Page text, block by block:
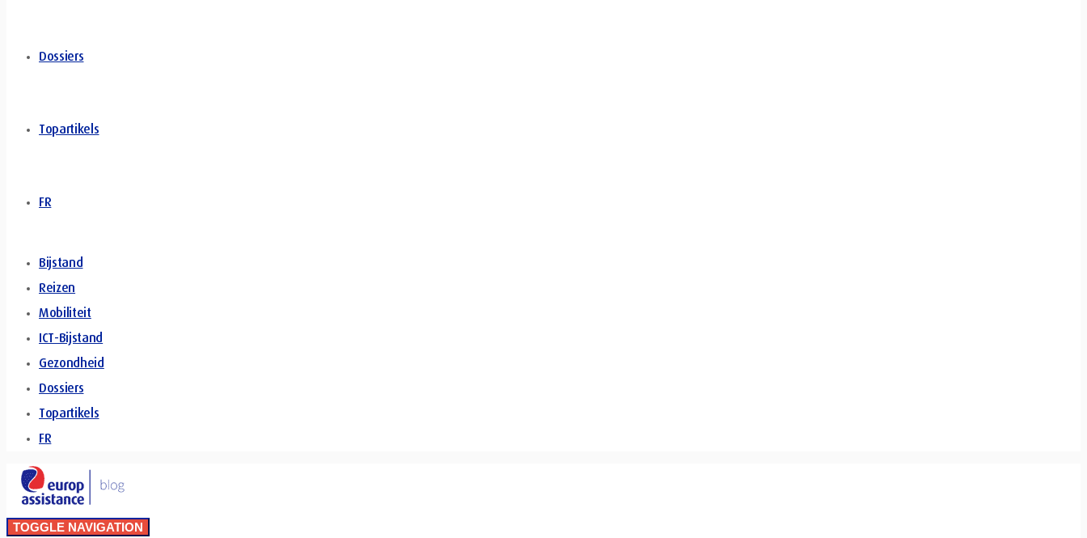
Dossiers
Topartikels
FR
Bijstand
Reizen
Mobiliteit
ICT-Bijstand
Gezondheid
Dossiers
Topartikels
FR
TOGGLE NAVIGATION